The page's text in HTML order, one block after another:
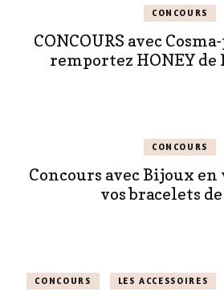
CONCOURS
CONCOURS avec
remportez HONEY de
CONCOURS
Concours avec Bijoux en
vos bracelets de
CONCOURS LES ACCESSOIRES